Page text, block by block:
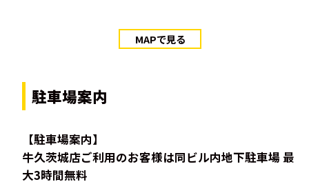
MAPで見る
駐車場案内
【駐車場案内】
牛久茨城店ご利用のお客様は同ビル内地下駐車場 最
大3時間無料